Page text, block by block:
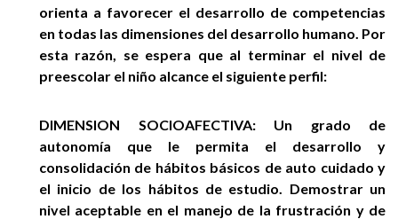
orienta a favorecer el desarrollo de competencias
en todas las dimensiones del desarrollo humano. Por
esta razón, se espera que al terminar el nivel de
preescolar el niño alcance el siguiente perfil:
DIMENSION SOCIOAFECTIVA: Un grado de
autonomía que le permita el desarrollo y
consolidación de hábitos básicos de auto cuidado y
el inicio de los hábitos de estudio. Demostrar un
nivel aceptable en el manejo de la frustración y de